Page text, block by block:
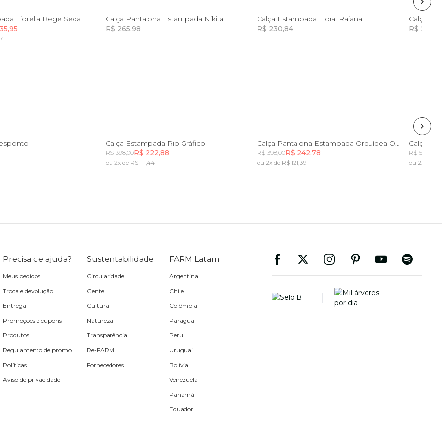
PP
Fiorella Bege Seda
Calça Pantalona Estampada Nikita
R$ 265,98
Calça Estampada Floral Raiana
R$ 230,84
Calça
R$ 251,44
PP G
Calça Estampada Rio Gráfico
R$ 398,00R$ 222,88
ou 2x de R$ 111,44
PP Calça Pantalona Estampada Orquídea Onça
R$ 398,00R$ 242,78
ou 2x de R$ 121,39
Calça
R$ 559,00
ou 2x de
Precisa de ajuda?
Meus pedidos
Troca e devolução
Entrega
Promoções e cupons
Produtos
Regulamento de promo
Políticas
Aviso de privacidade
Sustentabilidade
Circularidade
Gente
Cultura
Natureza
Transparência
Re-FARM
Fornecedores
FARM Latam
Argentina
Chile
Colômbia
Paraguai
Peru
Uruguai
Bolívia
Venezuela
Panamá
Equador